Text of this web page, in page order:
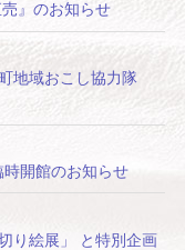
』のお知らせ
地域おこし協力隊
開館のお知らせ
り絵展」 と特別企画